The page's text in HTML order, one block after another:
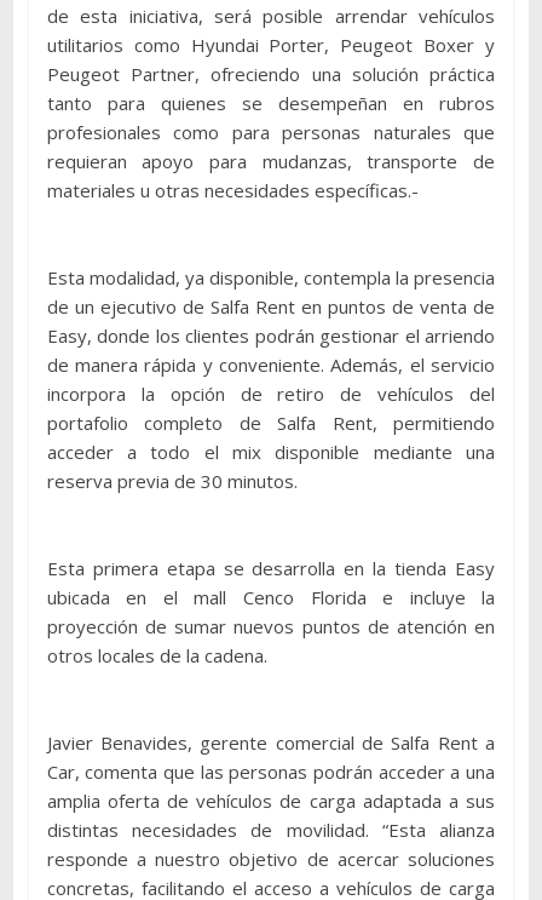
de esta iniciativa, será posible arrendar vehículos
utilitarios como Hyundai Porter, Peugeot Boxer y
Peugeot Partner, ofreciendo una solución práctica
tanto para quienes se desempeñan en rubros
profesionales como para personas naturales que
requieran apoyo para mudanzas, transporte de
materiales u otras necesidades específicas.-
Esta modalidad, ya disponible, contempla la presencia
de un ejecutivo de Salfa Rent en puntos de venta de
Easy, donde los clientes podrán gestionar el arriendo
de manera rápida y conveniente. Además, el servicio
incorpora la opción de retiro de vehículos del
portafolio completo de Salfa Rent, permitiendo
acceder a todo el mix disponible mediante una
reserva previa de 30 minutos.
Esta primera etapa se desarrolla en la tienda Easy
ubicada en el mall Cenco Florida e incluye la
proyección de sumar nuevos puntos de atención en
otros locales de la cadena.
Javier Benavides, gerente comercial de Salfa Rent a
Car, comenta que las personas podrán acceder a una
amplia oferta de vehículos de carga adaptada a sus
distintas necesidades de movilidad. “Esta alianza
responde a nuestro objetivo de acercar soluciones
concretas, facilitando el acceso a vehículos de carga